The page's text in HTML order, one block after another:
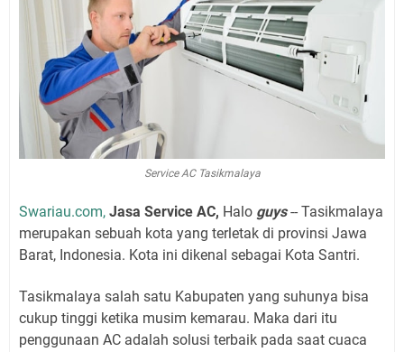
Service AC Tasikmalaya
Swariau.com, Jasa Service AC, Halo guys-- Tasikmalaya
merupakan sebuah kota yang terletak di provinsi Jawa
Barat, Indonesia. Kota ini dikenal sebagai Kota Santri.
Tasikmalaya salah satu Kabupaten yang suhunya bisa
cukup tinggi ketika musim kemarau. Maka dari itu
penggunaan AC adalah solusi terbaik pada saat cuaca